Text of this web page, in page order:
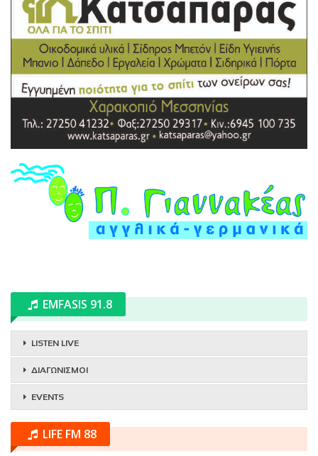
EMFASIS 91.8
LISTEN LIVE
ΔΙΑΓΩΝΙΣΜΟΙ
EVENTS
LIFE FM 88